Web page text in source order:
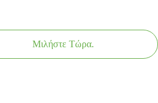
Μιλήστε Τώρα.